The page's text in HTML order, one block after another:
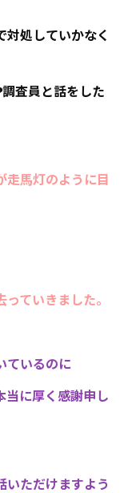
処していかなく
査員と話をした
走馬灯のように目
ていきました。
ているのに
当に厚く感謝申し
ただけますよう